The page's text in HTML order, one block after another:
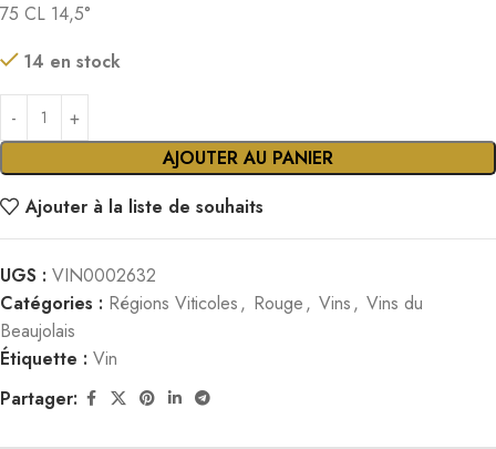
75 CL 14,5°
14 en stock
AJOUTER AU PANIER
Ajouter à la liste de souhaits
UGS : VIN0002632
Catégories : Régions Viticoles, Rouge, Vins, Vins du
Beaujolais
Étiquette : Vin
Partager: